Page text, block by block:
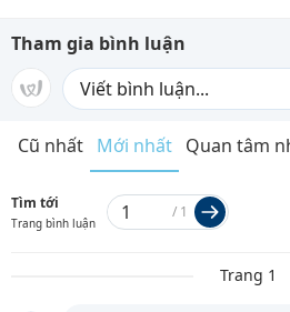
Tham gia bình luận
Cũ nhất Mới nhất Quan tâm
Tìm tới
Trang bình luận
/ 1
Trang 1